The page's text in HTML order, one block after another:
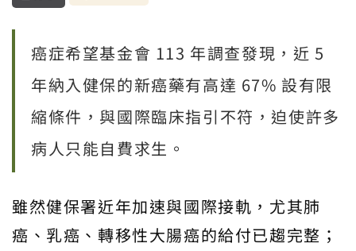
癌症希望基金會 113 年調查發現，近 5
年納入健保的新癌藥有高達 67% 設有限
縮條件，與國際臨床指引不符，迫使許多
病人只能自費求生。
雖然健保署近年加速與國際接軌，尤其肺
癌、乳癌、轉移性大腸癌的給付已趨完整；